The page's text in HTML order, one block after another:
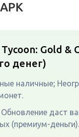
Gold &
денег)
наличные;
даст
(премиум-деньги).